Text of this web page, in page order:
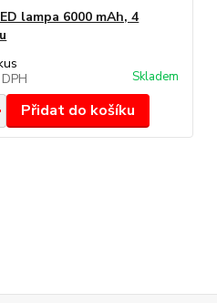
lampa 6000 mAh, 4
Skladem
Přidat do košíku